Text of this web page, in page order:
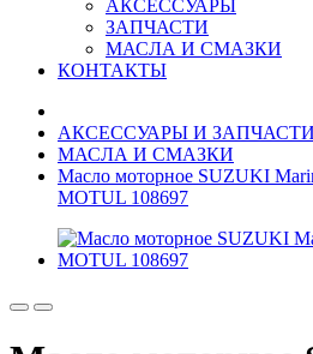
АКСЕССУАРЫ
ЗАПЧАСТИ
МАСЛА И СМАЗКИ
КОНТАКТЫ
АКСЕССУАРЫ И ЗАПЧАСТИ
МАСЛА И СМАЗКИ
Масло моторное SUZUKI
MOTUL 108697